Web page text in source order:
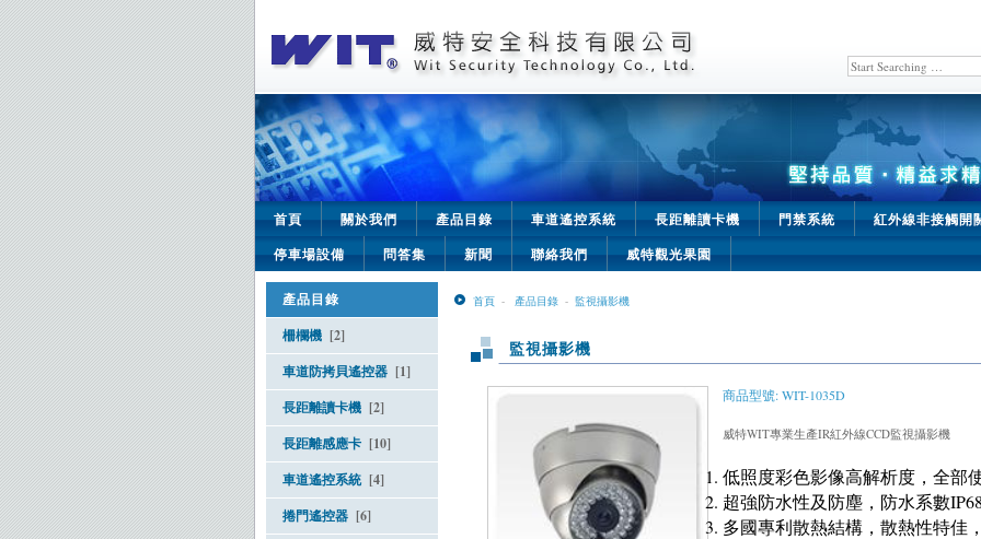
首頁 關於我們 產品目錄 車道遙控系統 長距離讀卡機 門禁系統
紅外線非接觸開
停車場設備
問答集 新聞 聯絡我們 威特觀光果園
產品目錄
柵欄機 [2]
車道防拷貝遙控器 [1]
長距離讀卡機 [2]
長距離感應卡 [10]
車道遙控系統 [4]
捲門遙控器 [6]
首頁 - 產品目錄 - 監視攝影機
監視攝影機
商品型號: WIT-1035D
威特WIT專業生產IR紅外線CCD監視攝影機
低照度彩色影像高解析度，全部
超強防水性及防塵，防水系數
多國專利散熱結構，散熱性特佳